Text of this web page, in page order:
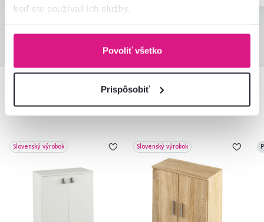
keď ste používali ich služby.
Povoliť všetko
Prispôsobiť
Všetky recenzie
Podobné produkty
Slovenský výrobok Slovenský výrobok